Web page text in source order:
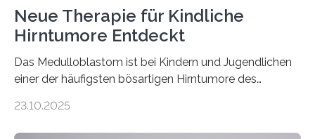
Neue Therapie für Kindliche
Hirntumore Entdeckt
Das Medulloblastom ist bei Kindern und Jugendlichen
einer der häufigsten bösartigen Hirntumore des
Betroffenen können mit heutigen Methoden geheilt
23.10.2025